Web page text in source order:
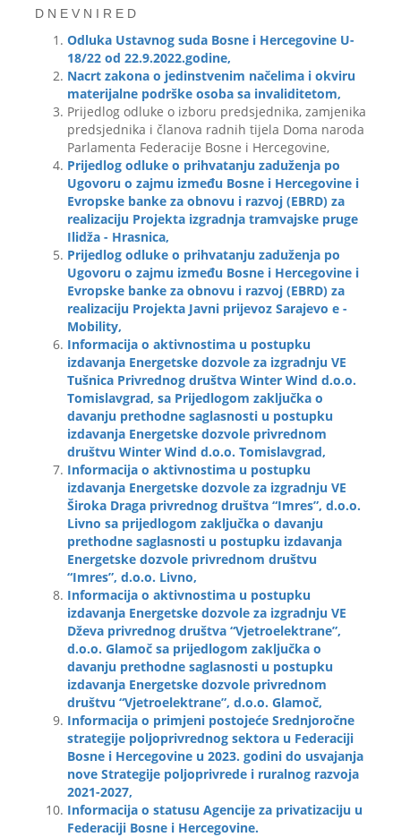
D N E V N I R E D
Odluka Ustavnog suda Bosne i Hercegovine U-
18/22 od 22.9.2022.godine,
Nacrt zakona o jedinstvenim načelima i okviru
materijalne podrške osoba sa invaliditetom,
Prijedlog odluke o izboru predsjednika, zamjenika
predsjednika i članova radnih tijela Doma naroda
Parlamenta Federacije Bosne i Hercegovine,
Prijedlog odluke o prihvatanju zaduženja po
Ugovoru o zajmu između Bosne i Hercegovine i
Evropske banke za obnovu i razvoj (EBRD) za
realizaciju Projekta izgradnja tramvajske pruge
Ilidža - Hrasnica,
Prijedlog odluke o prihvatanju zaduženja po
Ugovoru o zajmu između Bosne i Hercegovine i
Evropske banke za obnovu i razvoj (EBRD) za
realizaciju Projekta Javni prijevoz Sarajevo e -
Mobility,
Informacija o aktivnostima u postupku
izdavanja Energetske dozvole za izgradnju VE
Tušnica Privrednog društva Winter Wind d.o.o.
Tomislavgrad, sa Prijedlogom zaključka o
davanju prethodne saglasnosti u postupku
izdavanja Energetske dozvole privrednom
društvu Winter Wind d.o.o. Tomislavgrad,
Informacija o aktivnostima u postupku
izdavanja Energetske dozvole za izgradnju VE
Široka Draga privrednog društva “Imres”, d.o.o.
Livno sa prijedlogom zaključka o davanju
prethodne saglasnosti u postupku izdavanja
Energetske dozvole privrednom društvu
“Imres”, d.o.o. Livno,
Informacija o aktivnostima u postupku
izdavanja Energetske dozvole za izgradnju VE
Dževa privrednog društva “Vjetroelektrane”,
d.o.o. Glamoč sa prijedlogom zaključka o
davanju prethodne saglasnosti u postupku
izdavanja Energetske dozvole privrednom
društvu “Vjetroelektrane”, d.o.o. Glamoč,
Informacija o primjeni postojeće Srednjoročne
strategije poljoprivrednog sektora u Federaciji
Bosne i Hercegovine u 2023. godini do usvajanja
nove Strategije poljoprivrede i ruralnog razvoja
2021-2027,
Informacija o statusu Agencije za privatizaciju u
Federaciji Bosne i Hercegovine.